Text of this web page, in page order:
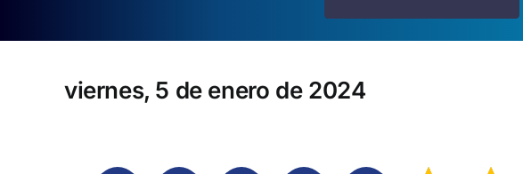
viernes, 5 de enero de 2024